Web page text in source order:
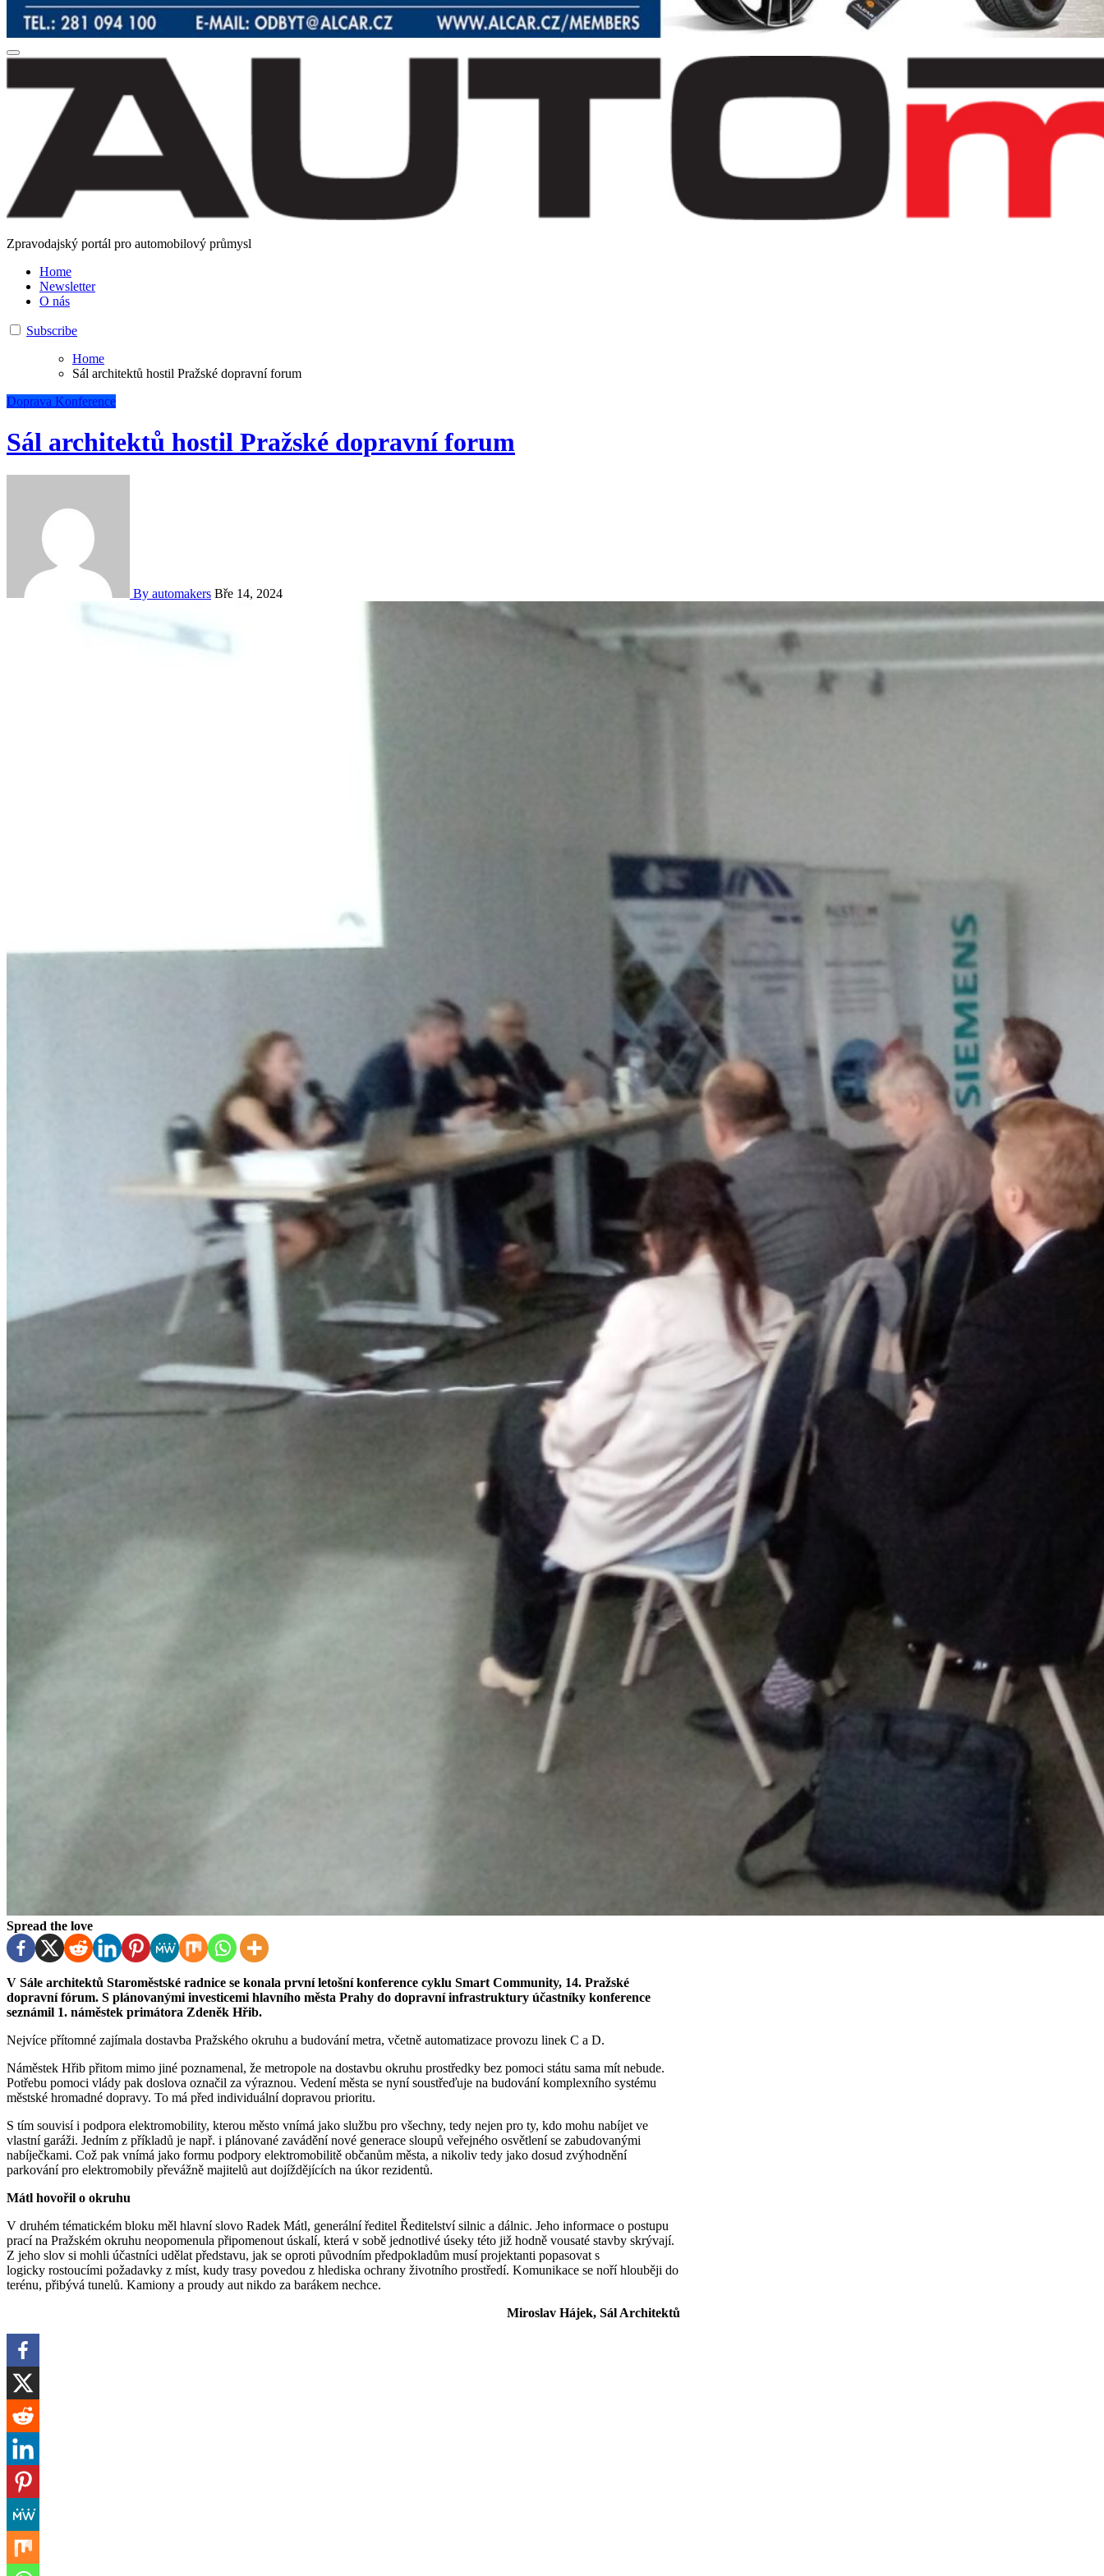
Zpravodajský portál pro automobilový průmysl
Home
Newsletter
O nás
Subscribe
Home
Sál architektů hostil Pražské dopravní forum
Doprava Konference
Sál architektů hostil Pražské dopravní forum
By automakers Bře 14, 2024
Spread the love
V Sále architektů Staroměstské radnice se konala první letošní konference cyklu Smart Community, 14. Pražské
dopravní fórum. S plánovanými investicemi hlavního města Prahy do dopravní infrastruktury účastníky konference
seznámil 1. náměstek primátora Zdeněk Hřib.
Nejvíce přítomné zajímala dostavba Pražského okruhu a budování metra, včetně automatizace provozu linek C a D.
Náměstek Hřib přitom mimo jiné poznamenal, že metropole na dostavbu okruhu prostředky bez pomoci státu sama mít nebude.
Potřebu pomoci vlády pak doslova označil za výraznou. Vedení města se nyní soustřeďuje na budování komplexního systému
městské hromadné dopravy. To má před individuální dopravou prioritu.
S tím souvisí i podpora elektromobility, kterou město vnímá jako službu pro všechny, tedy nejen pro ty, kdo mohu nabíjet ve
vlastní garáži. Jedním z příkladů je např. i plánované zavádění nové generace sloupů veřejného osvětlení se zabudovanými
nabíječkami. Což pak vnímá jako formu podpory elektromobilitě občanům města, a nikoliv tedy jako dosud zvýhodnění
parkování pro elektromobily převážně majitelů aut dojíždějících na úkor rezidentů.
Mátl hovořil o okruhu
V druhém tématickém bloku měl hlavní slovo Radek Mátl, generální ředitel Ředitelství silnic a dálnic. Jeho informace o postupu
prací na Pražském okruhu neopomenula připomenout úskalí, která v sobě jednotlivé úseky této již hodně vousaté stavby skrývají.
Z jeho slov si mohli účastníci udělat představu, jak se oproti původním předpokladům musí projektanti popasovat s
logicky rostoucími požadavky z míst, kudy trasy povedou z hlediska ochrany životního prostředí. Komunikace se noří hlouběji do
terénu, přibývá tunelů. Kamiony a proudy aut nikdo za barákem nechce.
Miroslav Hájek, Sál Architektů